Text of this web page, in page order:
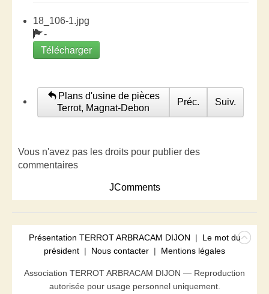
18_106-1.jpg
-
Télécharger
Plans d'usine de pièces
Terrot, Magnat-Debon
Préc. Suiv.
Vous n'avez pas les droits pour publier des
commentaires
JComments
Présentation TERROT ARBRACAM DIJON | Le mot du
président | Nous contacter | Mentions légales
Association TERROT ARBRACAM DIJON — Reproduction
autorisée pour usage personnel uniquement.